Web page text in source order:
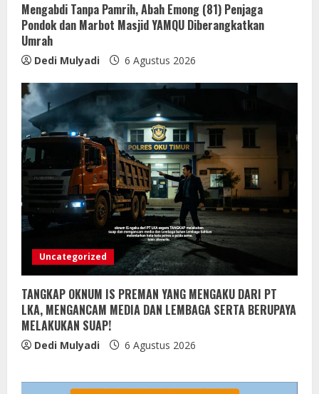
Mengabdi Tanpa Pamrih, Abah Emong (81) Penjaga
Pondok dan Marbot Masjid YAMQU Diberangkatkan
Umrah
Dedi Mulyadi 6 Agustus 2026
Uncategorized
TANGKAP OKNUM IS PREMAN YANG MENGAKU DARI PT
LKA, MENGANCAM MEDIA DAN LEMBAGA SERTA BERUPAYA
MELAKUKAN SUAP!
Dedi Mulyadi 6 Agustus 2026